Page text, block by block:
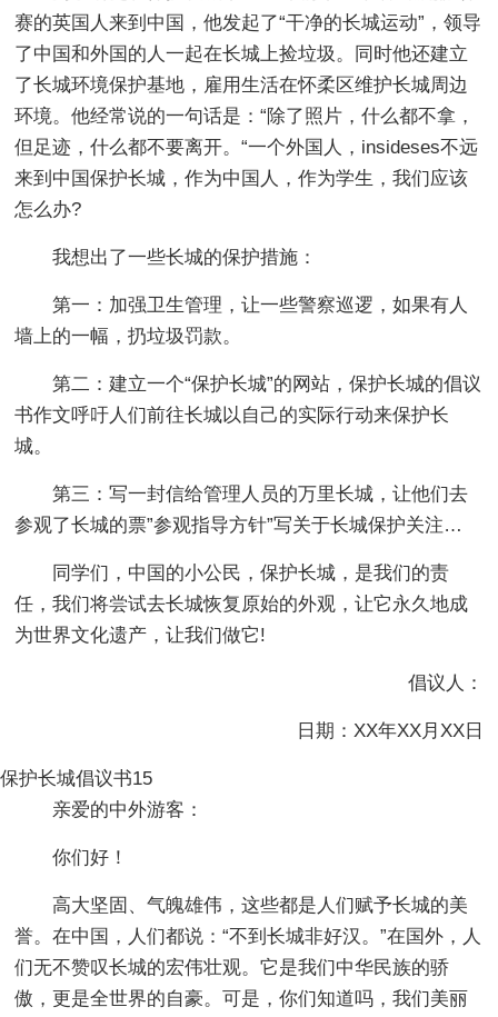
赛的英国人来到中国，他发起了“干净的长城运动”，领导
了中国和外国的人一起在长城上捡垃圾。同时他还建立
了长城环境保护基地，雇用生活在怀柔区维护长城周边
环境。他经常说的一句话是：“除了照片，什么都不拿，
但足迹，什么都不要离开。“一个外国人，insideses不远
来到中国保护长城，作为中国人，作为学生，我们应该
怎么办?
我想出了一些长城的保护措施：
第一：加强卫生管理，让一些警察巡逻，如果有人
墙上的一幅，扔垃圾罚款。
第二：建立一个“保护长城”的网站，保护长城的倡议
书作文呼吁人们前往长城以自己的实际行动来保护长
城。
第三：写一封信给管理人员的万里长城，让他们去
参观了长城的票”参观指导方针”写关于长城保护关注…
同学们，中国的小公民，保护长城，是我们的责
任，我们将尝试去长城恢复原始的外观，让它永久地成
为世界文化遗产，让我们做它!
倡议人：
日期：XX年XX月XX日
保护长城倡议书15
亲爱的中外游客：
你们好！
高大坚固、气魄雄伟，这些都是人们赋予长城的美
誉。在中国，人们都说：“不到长城非好汉。”在国外，人
们无不赞叹长城的宏伟壮观。它是我们中华民族的骄
傲，更是全世界的自豪。可是，你们知道吗，我们美丽